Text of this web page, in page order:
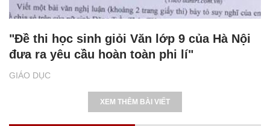
GIÁO DỤC
"Đề thi học sinh giỏi Văn lớp 9 của Hà Nội
đưa ra yêu cầu hoàn toàn phi lí"
XEM THÊM BÀI VIẾT